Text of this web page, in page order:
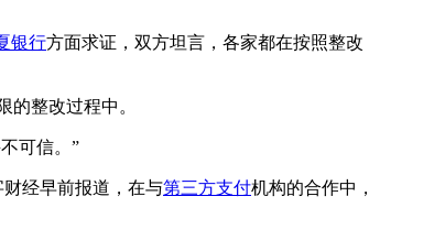
银行方面求证，双方坦言，各家都在按照整改
整改过程中。
可信。”
经早前报道，在与第三方支付机构的合作中，